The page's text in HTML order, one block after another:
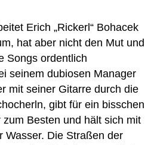
Erich „Rickerl“ Bohacek
hat aber nicht den Mut und
Songs ordentlich
seinem dubiosen Manager
mit seiner Gitarre durch die
gibt für ein bisschen
Besten und hält sich mit
Wasser. Die Straßen der